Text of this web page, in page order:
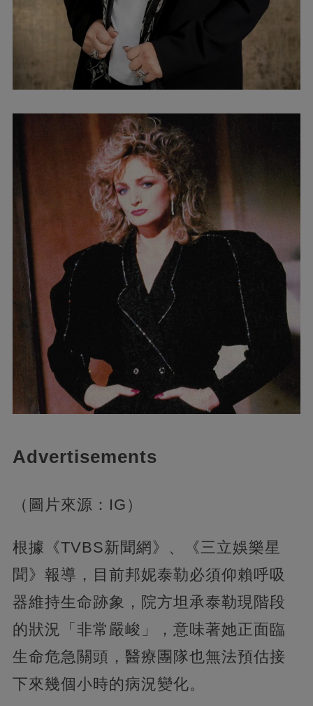
Advertisements
（圖片來源：IG）
根據《TVBS新聞網》、《三立娛樂星
聞》報導，目前邦妮泰勒必須仰賴呼吸
器維持生命跡象，院方坦承泰勒現階段
的狀況「非常嚴峻」，意味著她正面臨
生命危急關頭，醫療團隊也無法預估接
下來幾個小時的病況變化。